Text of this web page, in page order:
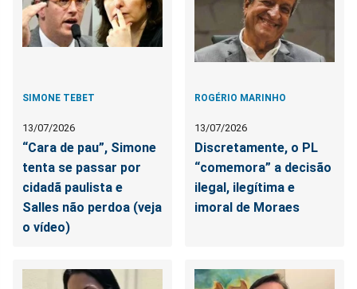
SIMONE TEBET
13/07/2026
“Cara de pau”, Simone
tenta se passar por
cidadã paulista e
Salles não perdoa (veja
o vídeo)
ROGÉRIO MARINHO
13/07/2026
Discretamente, o PL
“comemora” a decisão
ilegal, ilegítima e
imoral de Moraes